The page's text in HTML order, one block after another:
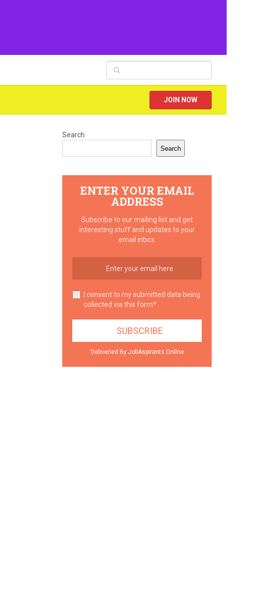
JOIN NOW
Search
Search
ENTER YOUR EMAIL
ADDRESS
Subscribe to our mailing list and get
interesting stuff and updates to your
email inbox.
I consent to my submitted data being
collected via this form*
Deliveried By JobAspirants.Online